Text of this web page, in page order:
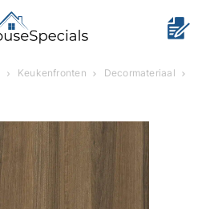
Keukenfronten
Decormateriaal